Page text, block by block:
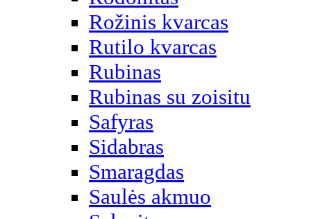
Rožinis kvarcas
Rutilo kvarcas
Rubinas
Rubinas su zoisitu
Safyras
Sidabras
Smaragdas
Saulės akmuo